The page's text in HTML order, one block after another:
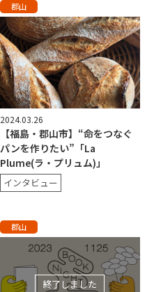
郡山
2024.03.26
【福島・郡山市】“命をつなぐ
パンを作りたい”「La
Plume(ラ・プリュム)」
インタビュー
郡山
終了しました